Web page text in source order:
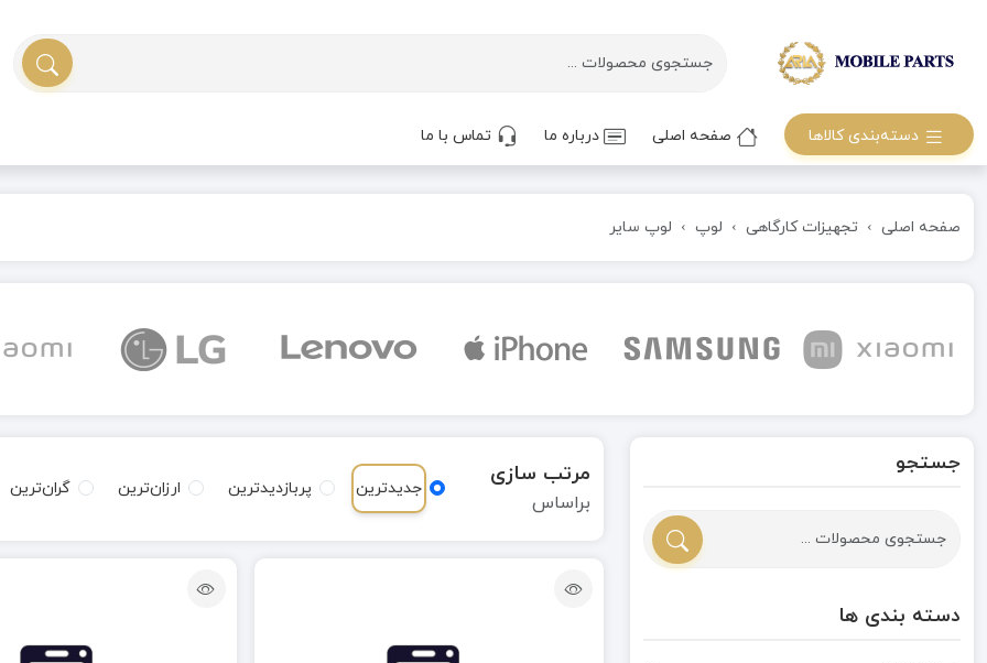
دسته‌بندی کالاها صفحه اصلی درباره ما تماس با ما
صفحه اصلی تجهیزات کارگاهی لوپ لوپ سایر
جستجو
دسته بندی ها
مرتب سازی
براساس
جدیدترین پربازدیدترین ارزان‌ترین گران‌ترین